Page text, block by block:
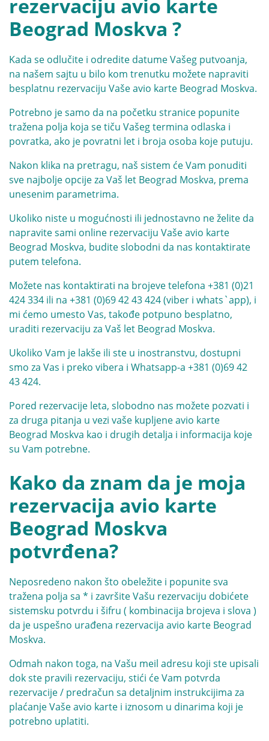
rezervaciju avio karte
Beograd Moskva ?
Kada se odlučite i odredite datume Vašeg putvoanja,
na našem sajtu u bilo kom trenutku možete napraviti
besplatnu rezervaciju Vaše avio karte Beograd Moskva.
Potrebno je samo da na početku stranice popunite
tražena polja koja se tiču Vašeg termina odlaska i
povratka, ako je povratni let i broja osoba koje putuju.
Nakon klika na pretragu, naš sistem će Vam ponuditi
sve najbolje opcije za Vaš let Beograd Moskva, prema
unesenim parametrima.
Ukoliko niste u mogućnosti ili jednostavno ne želite da
napravite sami online rezervaciju Vaše avio karte
Beograd Moskva, budite slobodni da nas kontaktirate
putem telefona.
Možete nas kontaktirati na brojeve telefona +381 (0)21
424 334 ili na +381 (0)69 42 43 424(viber i whats`app), i
mi ćemo umesto Vas, takođe potpuno besplatno,
uraditi rezervaciju za Vaš let Beograd Moskva.
Ukoliko Vam je lakše ili ste u inostranstvu, dostupni
smo za Vas i preko vibera i Whatsapp-a +381 (0)69 42
43 424.
Pored rezervacije leta, slobodno nas možete pozvati i
za druga pitanja u vezi vaše kupljene avio karte
Beograd Moskva kao i drugih detalja i informacija koje
su Vam potrebne.
Kako da znam da je moja
rezervacija avio karte
Beograd Moskva
potvrđena?
Neposredeno nakon što obeležite i popunite sva
tražena polja sa * i završite Vašu rezervaciju dobićete
sistemsku potvrdu i šifru ( kombinacija brojeva i slova )
da je uspešno urađena rezervacija avio karte Beograd
Moskva.
Odmah nakon toga, na Vašu meil adresu koji ste upisali
dok ste pravili rezervaciju, stići će Vam potvrda
rezervacije / predračun sa detaljnim instrukcijima za
plaćanje Vaše avio karte i iznosom u dinarima koji je
potrebno uplatiti.